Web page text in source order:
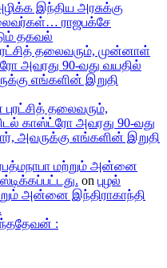
இந்திய அரசுக்கு
ராஜபக்சே
தகவல்
தலைவரும், முன்னாள்
அவரது 90-வது வயதில்
எங்களின் இறுதி
புரட்சித் தலைவரும்,
காஸ்ட்ரோ அவரது 90-வது
அவருக்கு எங்களின் இறுதி
மற்றும் அன்னை
on புழல்
அன்னை இந்திராகாந்தி
: